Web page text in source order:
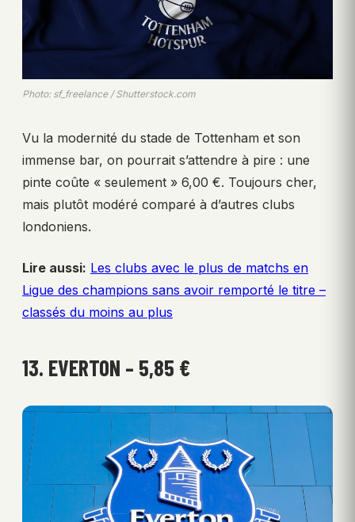
Photo: sf_freelance / Shutterstock.com
Vu la modernité du stade de Tottenham et son
immense bar, on pourrait s’attendre à pire : une
pinte coûte « seulement » 6,00 €. Toujours cher,
mais plutôt modéré comparé à d’autres clubs
londoniens.
Lire aussi: Les clubs avec le plus de matchs en
Ligue des champions sans avoir remporté le titre –
classés du moins au plus
13. EVERTON – 5,85 €